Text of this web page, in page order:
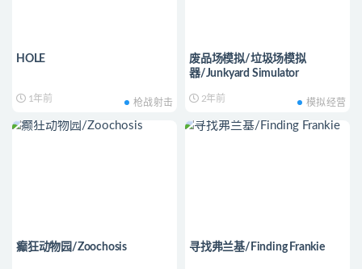
HOLE
1年前 枪战射击
废品场模拟/垃圾场模拟
器/Junkyard Simulator
2年前 模拟经营
癫狂动物园/Zoochosis 寻找弗兰基/Finding Frankie